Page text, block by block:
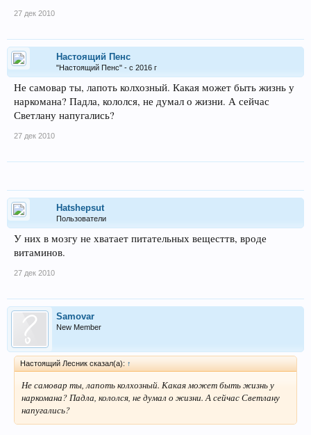
27 дек 2010
Настоящий Пенс
"Настоящий Пенс" - с 2016 г
Не самовар ты, лапоть колхозный. Какая может быть жизнь у
наркомана? Падла, кололся, не думал о жизни. А сейчас
Светлану напугались?
27 дек 2010
Hatshepsut
Пользователи
У них в мозгу не хватает питательных вещесттв, вроде
витаминов.
27 дек 2010
Samovar
New Member
Настоящий Лесник сказал(а): ↑
Не самовар ты, лапоть колхозный. Какая может быть жизнь у
наркомана? Падла, кололся, не думал о жизни. А сейчас Светлану
напугались?